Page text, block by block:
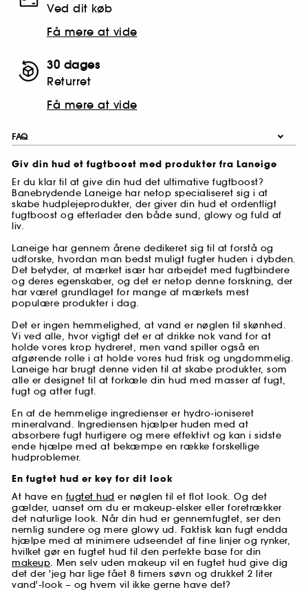
Ved dit køb
Få mere at vide
30 dages
Returret
Få mere at vide
FAQ
Giv din hud et fugtboost med produkter fra Laneige
Er du klar til at give din hud det ultimative fugtboost?
Banebrydende Laneige har netop specialiseret sig i at
skabe hudplejeprodukter, der giver din hud et ordentligt
fugtboost og efterlader den både sund, glowy og fuld af
liv.
Laneige har gennem årene dedikeret sig til at forstå og
udforske, hvordan man bedst muligt fugter huden i dybden.
Det betyder, at mærket især har arbejdet med fugtbindere
og deres egenskaber, og det er netop denne forskning, der
har været grundlaget for mange af mærkets mest
populære produkter i dag.
Det er ingen hemmelighed, at vand er nøglen til skønhed.
Vi ved alle, hvor vigtigt det er at drikke nok vand for at
holde vores krop hydreret, men vand spiller også en
afgørende rolle i at holde vores hud frisk og ungdommelig.
Laneige har brugt denne viden til at skabe produkter, som
alle er designet til at forkæle din hud med masser af fugt,
fugt og atter fugt.
En af de hemmelige ingredienser er hydro-ioniseret
mineralvand. Ingrediensen hjælper huden med at
absorbere fugt hurtigere og mere effektivt og kan i sidste
ende hjælpe med at bekæmpe en række forskellige
hudproblemer.
En fugtet hud er key for dit look
At have en fugtet hud er nøglen til et flot look. Og det
gælder, uanset om du er makeup-elsker eller foretrækker
det naturlige look. Når din hud er gennemfugtet, ser den
nemlig sundere og mere glowy ud. Faktisk kan fugt endda
hjælpe med at minimere udseendet af fine linjer og rynker,
hvilket gør en fugtet hud til den perfekte base for din
makeup. Men selv uden makeup vil en fugtet hud give dig
det der 'jeg har lige fået 8 timers søvn og drukket 2 liter
vand'-look – og hvem vil ikke gerne have det?